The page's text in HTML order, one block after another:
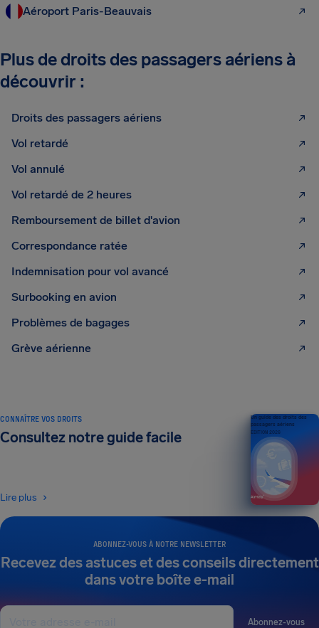
Aéroport Paris-Beauvais
Plus de droits des passagers aériens à
découvrir :
Droits des passagers aériens
Vol retardé
Vol annulé
Vol retardé de 2 heures
Remboursement de billet d'avion
Correspondance ratée
Indemnisation pour vol avancé
Surbooking en avion
Problèmes de bagages
Grève aérienne
ABONNEZ-VOUS À NOTRE NEWSLETTER
Recevez des astuces et des conseils directement
dans votre boîte e-mail
Abonnez-vous
CONNAÎTRE VOS DROITS
Consultez notre guide facile
Lire plus
Un guide des droits des
passagers aériens
ÉDITION 2026